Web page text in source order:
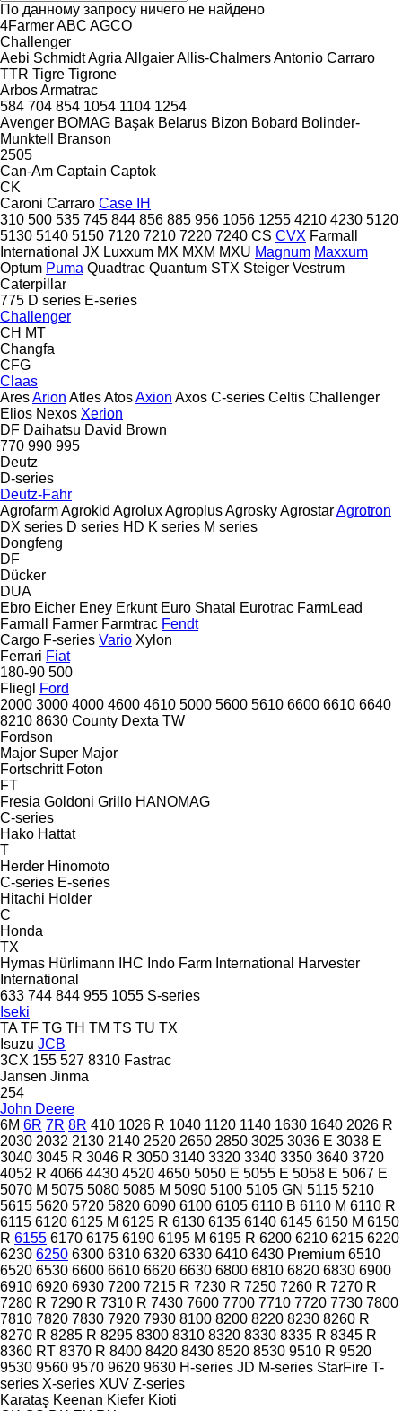
По данному запросу ничего не найдено
4FarmerABC AGCO
Challenger
Aebi SchmidtAgria AllgaierAllis-ChalmersAntonio Carraro
TTR Tigre Tigrone
ArbosArmatrac
584 704 854 1054 1104 1254
Avenger BOMAG Başak Belarus Bizon Bobard Bolinder-
Munktell
Branson
2505
Can-Am Captain Captok
CK
Caroni Carraro Case IH
310 500 535 745 844 856 885 956 1056 1255 4210 4230 5120
5130 5140 5150 7120 7210 7220 7240 CS CVX Farmall
International JX Luxxum MX MXM MXU Magnum Maxxum
Optum Puma Quadtrac Quantum STX Steiger Vestrum
Caterpillar
775 D series E-series
Challenger
CH MT
Changfa
CFG
Claas
AresArion AtlesAtosAxion Axos C-series Celtis Challenger
Elios Nexos Xerion
DF Daihatsu David Brown
770 990 995
Deutz
D-series
Deutz-Fahr
AgrofarmAgrokid AgroluxAgroplusAgroskyAgrostarAgrotron
DX series D series HD K series M series
Dongfeng
DF
Dücker
DUA
Ebro Eicher Eney Erkunt Euro Shatal Eurotrac FarmLead
Farmall
Farmer Farmtrac Fendt
Cargo F-series Vario Xylon
Ferrari Fiat
180-90 500
Fliegl
Ford
2000 3000 4000 4600 4610 5000 5600 5610 6600 6610 6640
8210 8630 County Dexta TW
Fordson
Major Super Major
Fortschritt Foton
FT
Fresia Goldoni Grillo HANOMAG
C-series
Hako Hattat
T
Herder Hinomoto
C-series E-series
Hitachi Holder
C
Honda
TX
Hymas Hürlimann IHC Indo Farm International Harvester
International
633 744 844 955 1055 S-series
Iseki
TA TF TG TH TM TS TU TX
Isuzu JCB
3CX 155 527 8310 Fastrac
Jansen Jinma
254
John Deere
6M 6R 7R 8R 410 1026 R 1040 1120 1140 1630 1640 2026 R
2030 2032 2130 2140 2520 2650 2850 3025 3036 E 3038 E
3040 3045 R 3046 R 3050 3140 3320 3340 3350 3640 3720
4052 R 4066 4430 4520 4650 5050 E 5055 E 5058 E 5067 E
5070 M 5075 5080 5085 M 5090 5100 5105 GN 5115 5210
5615 5620 5720 5820 6090 6100 6105 6110 B 6110 M 6110 R
6115 6120 6125 M 6125 R 6130 6135 6140 6145 6150 M 6150
R 6155 6170 6175 6190 6195 M 6195 R 6200 6210 6215 6220
6230 6250 6300 6310 6320 6330 6410 6430 Premium 6510
6520 6530 6600 6610 6620 6630 6800 6810 6820 6830 6900
6910 6920 6930 7200 7215 R 7230 R 7250 7260 R 7270 R
7280 R 7290 R 7310 R 7430 7600 7700 7710 7720 7730 7800
7810 7820 7830 7920 7930 8100 8200 8220 8230 8260 R
8270 R 8285 R 8295 8300 8310 8320 8330 8335 R 8345 R
8360 RT 8370 R 8400 8420 8430 8520 8530 9510 R 9520
9530 9560 9570 9620 9630 H-series JD M-series StarFire T-
series X-series XUV Z-series
Karataş Keenan Kiefer Kioti